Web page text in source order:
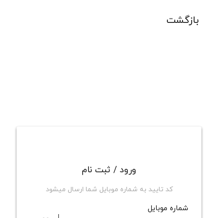
بازگشت
ورود / ثبت نام
کد تایید به شماره موبایل شما ارسال میشود
شماره موبایل